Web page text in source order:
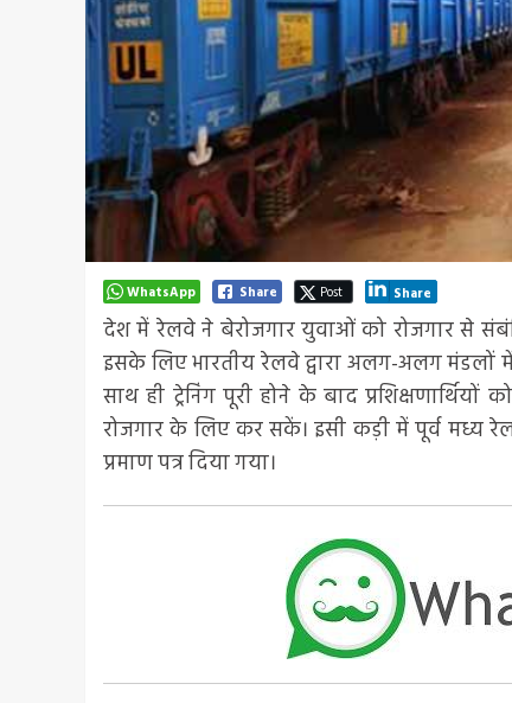
WhatsApp Share Post Share
देश में रेलवे ने बेरोजगार युवाओं को रोजगार से
इसके लिए भारतीय रेलवे द्वारा अलग-अलग मंडलों
साथ ही ट्रेनिंग पूरी होने के बाद
रोजगार के लिए कर सकें। इसी कड़ी में पूर्व मध्य रेल के
प्रमाण पत्र दिया गया।